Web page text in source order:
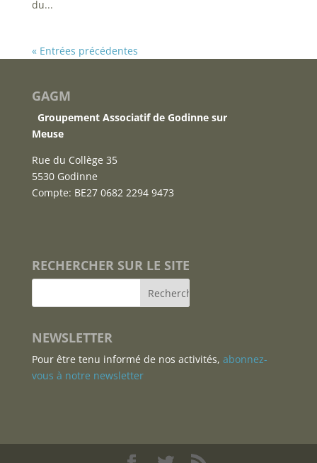
du...
« Entrées précédentes
GAGM
Groupement Associatif de Godinne sur
Meuse
Rue du Collège 35
5530 Godinne
Compte: BE27 0682 2294 9473
RECHERCHER SUR LE SITE
NEWSLETTER
Pour être tenu informé de nos activités, abonnez-
vous à notre newsletter